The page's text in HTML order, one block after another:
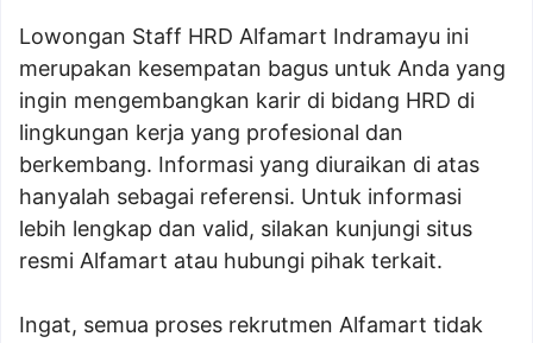
Lowongan Staff HRD Alfamart Indramayu ini
merupakan kesempatan bagus untuk Anda yang
ingin mengembangkan karir di bidang HRD di
lingkungan kerja yang profesional dan
berkembang. Informasi yang diuraikan di atas
hanyalah sebagai referensi. Untuk informasi
lebih lengkap dan valid, silakan kunjungi situs
resmi Alfamart atau hubungi pihak terkait.
Ingat, semua proses rekrutmen Alfamart tidak